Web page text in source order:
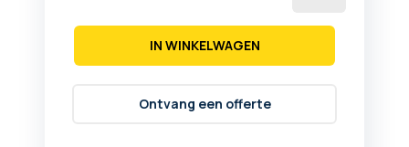
IN WINKELWAGEN
Ontvang een offerte